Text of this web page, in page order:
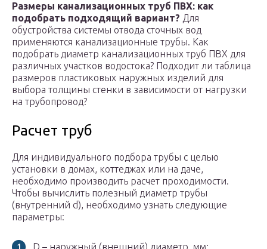
Размеры канализационных труб ПВХ: как
подобрать подходящий вариант? Для
обустройства системы отвода сточных вод
применяются канализационные трубы. Как
подобрать диаметр канализационных труб ПВХ для
различных участков водостока? Подходит ли таблица
размеров пластиковых наружных изделий для
выбора толщины стенки в зависимости от нагрузки
на трубопровод?
Расчет труб
Для индивидуального подбора трубы с целью
установки в домах, коттеджах или на даче,
необходимо производить расчет проходимости.
Чтобы вычислить полезный диаметр трубы
(внутренний d), необходимо узнать следующие
параметры:
D – наружный (внешний) диаметр, мм;